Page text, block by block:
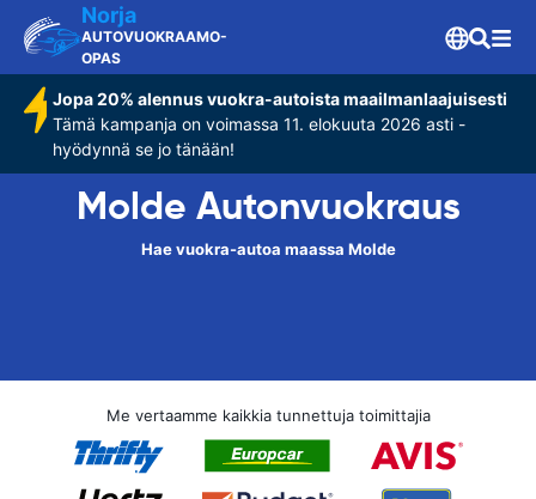
Norja
AUTOVUOKRAAMO-
OPAS
Jopa 20% alennus vuokra-autoista maailmanlaajuisesti
Tämä kampanja on voimassa 11. elokuuta 2026 asti -
hyödynnä se jo tänään!
Molde Autonvuokraus
Hae vuokra-autoa maassa Molde
Me vertaamme kaikkia tunnettuja toimittajia